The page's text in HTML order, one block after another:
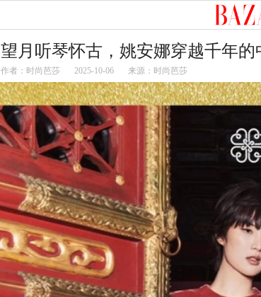
望月听琴怀古，姚安娜穿越千年的
作者： 时尚芭莎 2025-10-06 来源：时尚芭莎